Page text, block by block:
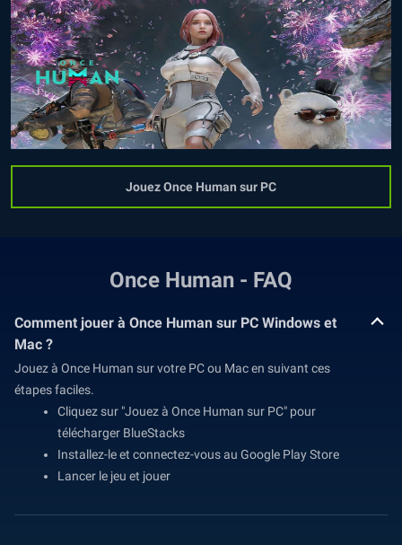
Jouez Once Human sur PC
Once Human - FAQ
Comment jouer à Once Human sur PC Windows et
Mac ?
Jouez à Once Human sur votre PC ou Mac en suivant ces
étapes faciles.
Cliquez sur "Jouez à Once Human sur PC" pour
télécharger BlueStacks
Installez-le et connectez-vous au Google Play Store
Lancer le jeu et jouer